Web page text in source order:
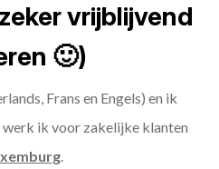
vrijblijvend
🙂)
Frans en Engels) en ik
ik voor zakelijke klanten
.